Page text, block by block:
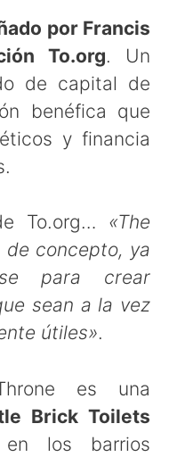
por Francis
To.org. Un
de capital de
benéfica que
y financia
To.org… «The
de concepto, ya
para crear
sean a la vez
útiles».
es una
Brick Toilets
los barrios